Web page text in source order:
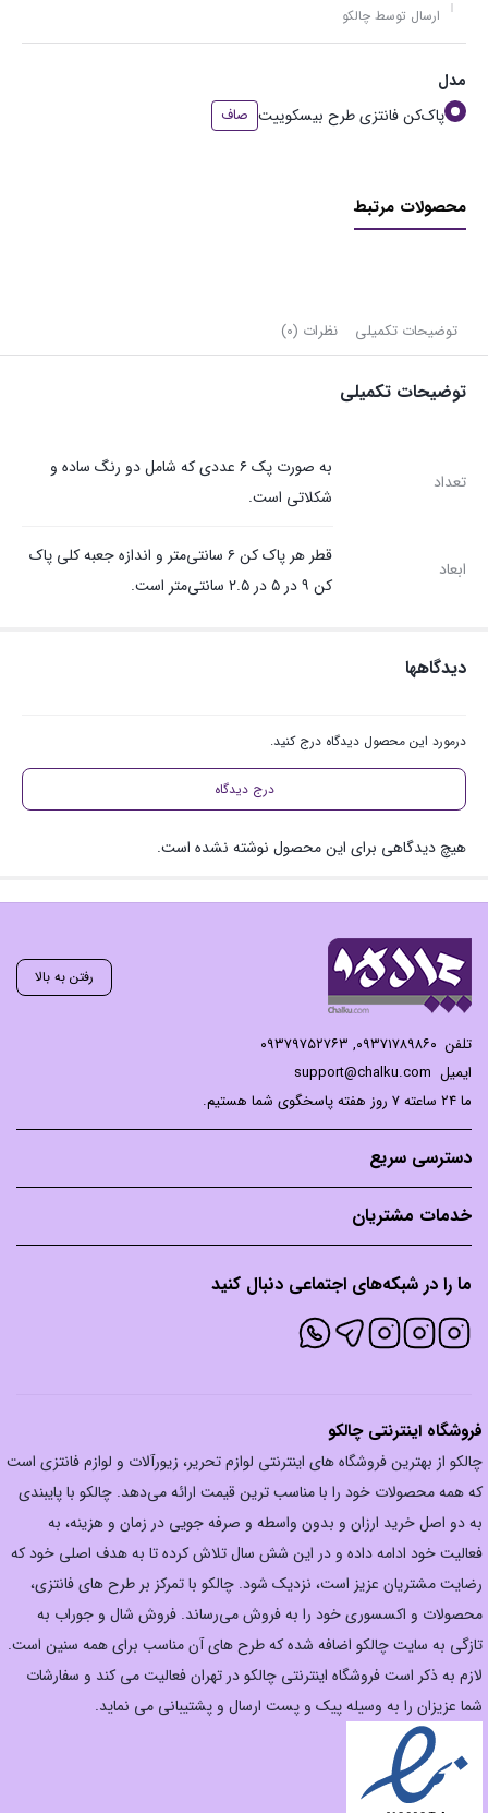
ارسال توسط چالکو
مدل
پاک‌کن فانتزی طرح بیسکوییت صاف
محصولات مرتبط
توضیحات تکمیلی نظرات (0)
توضیحات تکمیلی
تعداد
به صورت پک ۶ عددی که شامل دو رنگ ساده و
شکلاتی است.
ابعاد
قطر هر پاک کن ۶ سانتی‌متر و اندازه جعبه کلی پاک
کن ۹ در ۵ در ۲.۵ سانتی‌متر است.
دیدگاهها
درمورد این محصول دیدگاه درج کنید.
درج دیدگاه
هیچ دیدگاهی برای این محصول نوشته نشده است.
رفتن به بالا
تلفن ۰۹۳۷۱۷۸۹۸۶۰, ۰۹۳۷۹۷۵۲۷۶۳
ایمیل support@chalku.com
ما 24 ساعته 7 روز هفته پاسخگوی شما هستیم.
دسترسی سریع
خدمات مشتریان
ما را در شبکه‌های اجتماعی دنبال کنید
فروشگاه اینترنتی چالکو
چالکو از بهترین فروشگاه های اینترنتی لوازم تحریر، زیورآلات و لوازم فانتزی است
که همه محصولات خود را با مناسب ترین قیمت ارائه می‌دهد. چالکو با پایبندی
به دو اصل خرید ارزان‌ و بدون واسطه و صرفه جویی در زمان و هزینه، به
فعالیت خود ادامه داده و در این شش سال تلاش کرده تا به هدف اصلی خود که
رضایت مشتریان عزیز است، نزدیک شود. چالکو با تمرکز بر طرح های فانتزی،
محصولات و اکسسوری خود را به فروش می‌رساند. فروش شال و جوراب به
تازگی به سایت چالکو اضافه شده که طرح های آن مناسب برای همه سنین است.
لازم به ذکر است فروشگاه اینترنتی چالکو در تهران فعالیت می کند و سفارشات
شما عزیزان را به وسیله پیک و پست ارسال و پشتیبانی می نماید.